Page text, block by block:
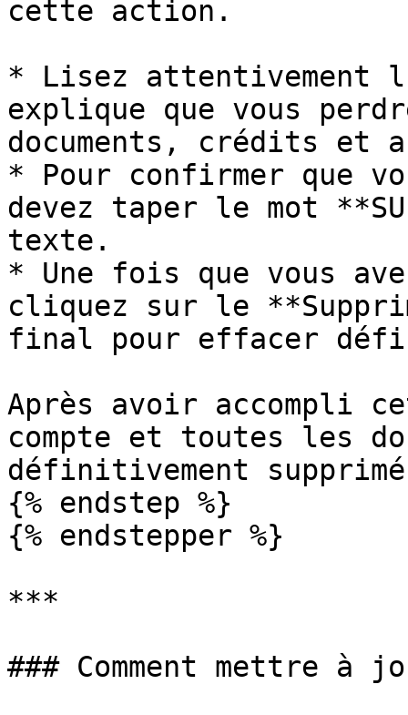
cette action.
* Lisez attentivement
explique que vous
documents, crédits et
* Pour confirmer que
devez taper le mot
texte.
* Une fois que vous
cliquez sur le
final pour effacer
Après avoir accompli
compte et toutes les
définitivement
{% endstep %}
{% endstepper %}
***
### Comment mettre